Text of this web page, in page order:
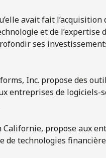
avait fait l’acquisition
et de l’expertise
ses
Inc. propose des
entreprises de logiciels-
Californie, propose aux
de technologies